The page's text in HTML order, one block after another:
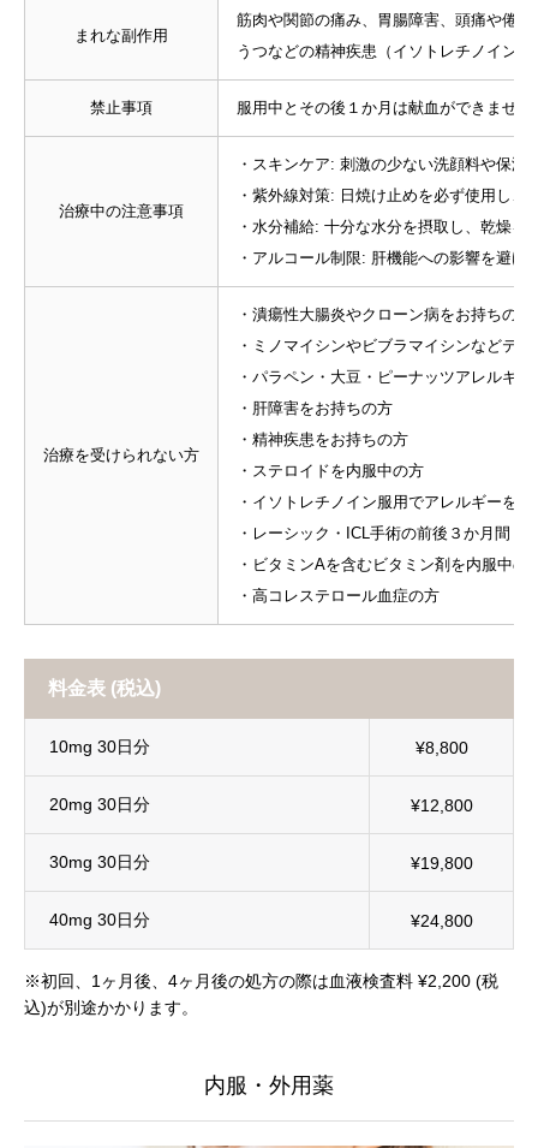
まれな副作用
筋肉や関節の痛み、胃腸障害、頭痛や倦
うつなどの精神疾患（イソトレチノイン
禁止事項 服用中とその後１か月は献血ができません
治療中の注意事項
・スキンケア: 刺激の少ない洗顔料や保湿
・紫外線対策: 日焼け止めを必ず使用し、
・水分補給: 十分な水分を摂取し、乾燥を
・アルコール制限: 肝機能への影響を避
治療を受けられない方
・潰瘍性大腸炎やクローン病をお持ちの
・ミノマイシンやビブラマイシンなどテ
・パラペン・大豆・ピーナッツアレルギ
・肝障害をお持ちの方
・精神疾患をお持ちの方
・ステロイドを内服中の方
・イソトレチノイン服用でアレルギーを
・レーシック・ICL手術の前後３か月間
・ビタミンAを含むビタミン剤を内服中の
・高コレステロール血症の方
料金表 (税込)
10mg 30日分 ¥8,800
20mg 30日分 ¥12,800
30mg 30日分 ¥19,800
40mg 30日分 ¥24,800
※初回、1ヶ月後、4ヶ月後の処方の際は血液検査料 ¥2,200 (税
込)が別途かかります。
内服・外用薬